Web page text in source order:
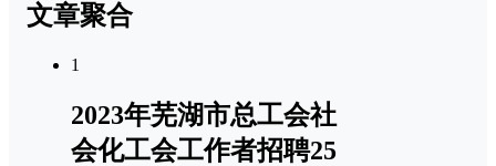
文章聚合
1
2023年芜湖市总工会社
会化工会工作者招聘25